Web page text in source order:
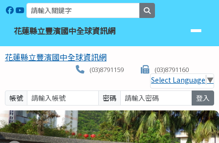
跳至主內容區
花蓮縣立豐濱國中全球資訊網
花蓮縣立豐濱國中全球資訊網
花蓮縣立豐濱國中全球資訊網
(03)8791159 (03)8791160
Select Language ▼
帳號
密碼 登入